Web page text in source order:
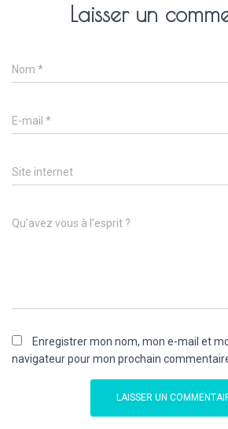
Laisser un
Nom *
E-mail *
Site internet
Qu’avez vous à l’esprit ?
Enregistrer mon nom, mon e-mail et
navigateur pour mon prochain